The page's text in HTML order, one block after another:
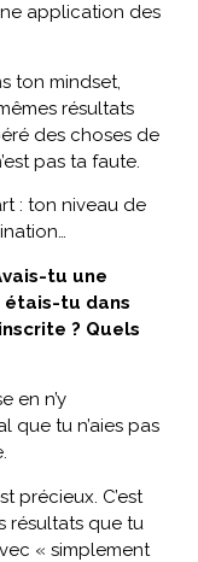
application des
ton mindset,
résultats
des choses de
pas ta faute.
: ton niveau de
tu une
étais-tu dans
? Quels
en n’y
que tu n’aies pas
précieux. C’est
résultats que tu
« simplement